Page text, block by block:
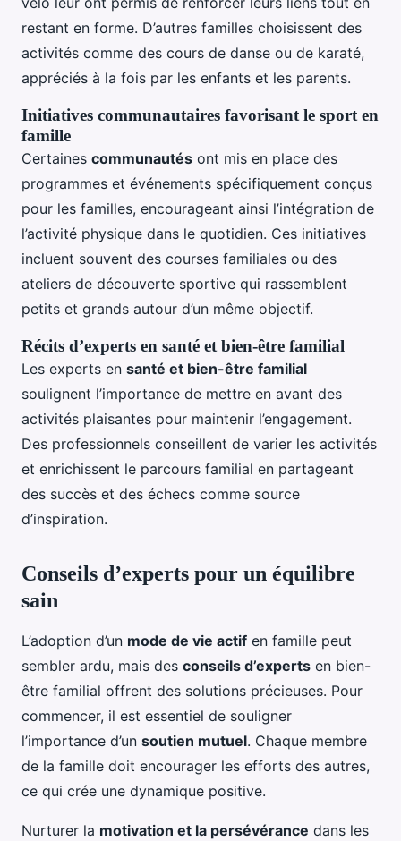
restant en forme. D’autres familles choisissent des
activités comme des cours de danse ou de karaté,
appréciés à la fois par les enfants et les parents.
Initiatives communautaires favorisant le sport en
famille
Certaines communautés ont mis en place des
programmes et événements spécifiquement conçus
pour les familles, encourageant ainsi l’intégration de
l’activité physique dans le quotidien. Ces initiatives
incluent souvent des courses familiales ou des
ateliers de découverte sportive qui rassemblent
petits et grands autour d’un même objectif.
Récits d’experts en santé et bien-être familial
Les experts en santé et bien-être familial
soulignent l’importance de mettre en avant des
activités plaisantes pour maintenir l’engagement.
Des professionnels conseillent de varier les activités
et enrichissent le parcours familial en partageant
des succès et des échecs comme source
d’inspiration.
Conseils d’experts pour un équilibre
sain
L’adoption d’un mode de vie actif en famille peut
sembler ardu, mais des conseils d’experts en bien-
être familial offrent des solutions précieuses. Pour
commencer, il est essentiel de souligner
l’importance d’un soutien mutuel. Chaque membre
de la famille doit encourager les efforts des autres,
ce qui crée une dynamique positive.
Nurturer la motivation et la persévérance dans les